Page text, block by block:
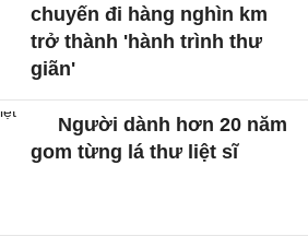
chuyến đi hàng nghìn km
trở thành 'hành trình thư
giãn'
Người dành hơn 20 năm
gom từng lá thư liệt sĩ